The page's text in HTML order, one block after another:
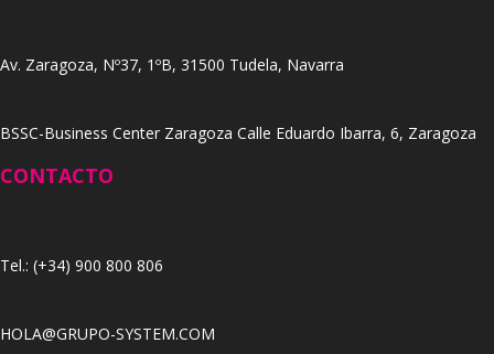
Av. Zaragoza, Nº37, 1ºB, 31500 Tudela, Navarra
BSSC-Business Center Zaragoza Calle Eduardo Ibarra, 6, Zaragoza
CONTACTO
Tel.: (+34) 900 800 806
HOLA@GRUPO-SYSTEM.COM